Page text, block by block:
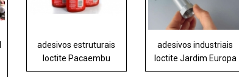
adesivos estruturais
loctite Pacaembu
adesivos industriais
loctite Jardim Europa